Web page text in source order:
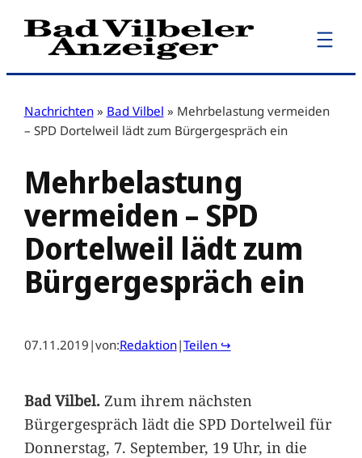
Zum
Inhalt
Nachrichten » Bad Vilbel » Mehrbelastung vermeiden
– SPD Dortelweil lädt zum Bürgergespräch ein
Mehrbelastung
vermeiden – SPD
Dortelweil lädt zum
Bürgergespräch ein
07.11.2019 |von:Redaktion|Teilen ↪
Bad Vilbel.Zum ihrem nächsten
Bürgergespräch lädt die SPD Dortelweil für
Donnerstag, 7. September, 19 Uhr, in die